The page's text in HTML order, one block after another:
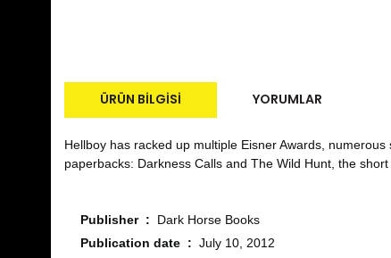
ÜRÜN BILGISI YORUMLAR
Hellboy has racked up multiple Eisner Awards,
paperbacks: Darkness Calls and The Wild Hunt, the
Publisher ‏ : ‎ Dark Horse Books
Publication date ‏ : ‎ July 10, 2012